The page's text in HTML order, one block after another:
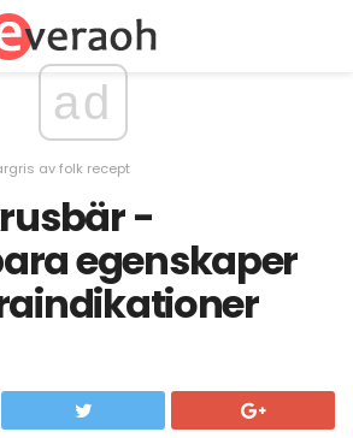
ad
av folk recept
-
egenskaper